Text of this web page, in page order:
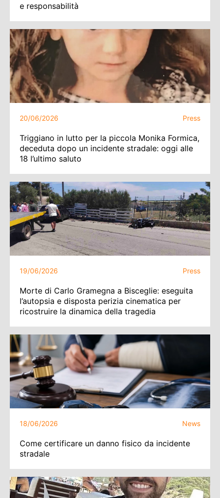
e responsabilità
20/06/2026 Press
Triggiano in lutto per la piccola Monika Formica,
deceduta dopo un incidente stradale: oggi alle
18 l’ultimo saluto
19/06/2026 Press
Morte di Carlo Gramegna a Bisceglie: eseguita
l’autopsia e disposta perizia cinematica per
ricostruire la dinamica della tragedia
18/06/2026 News
Come certificare un danno fisico da incidente
stradale